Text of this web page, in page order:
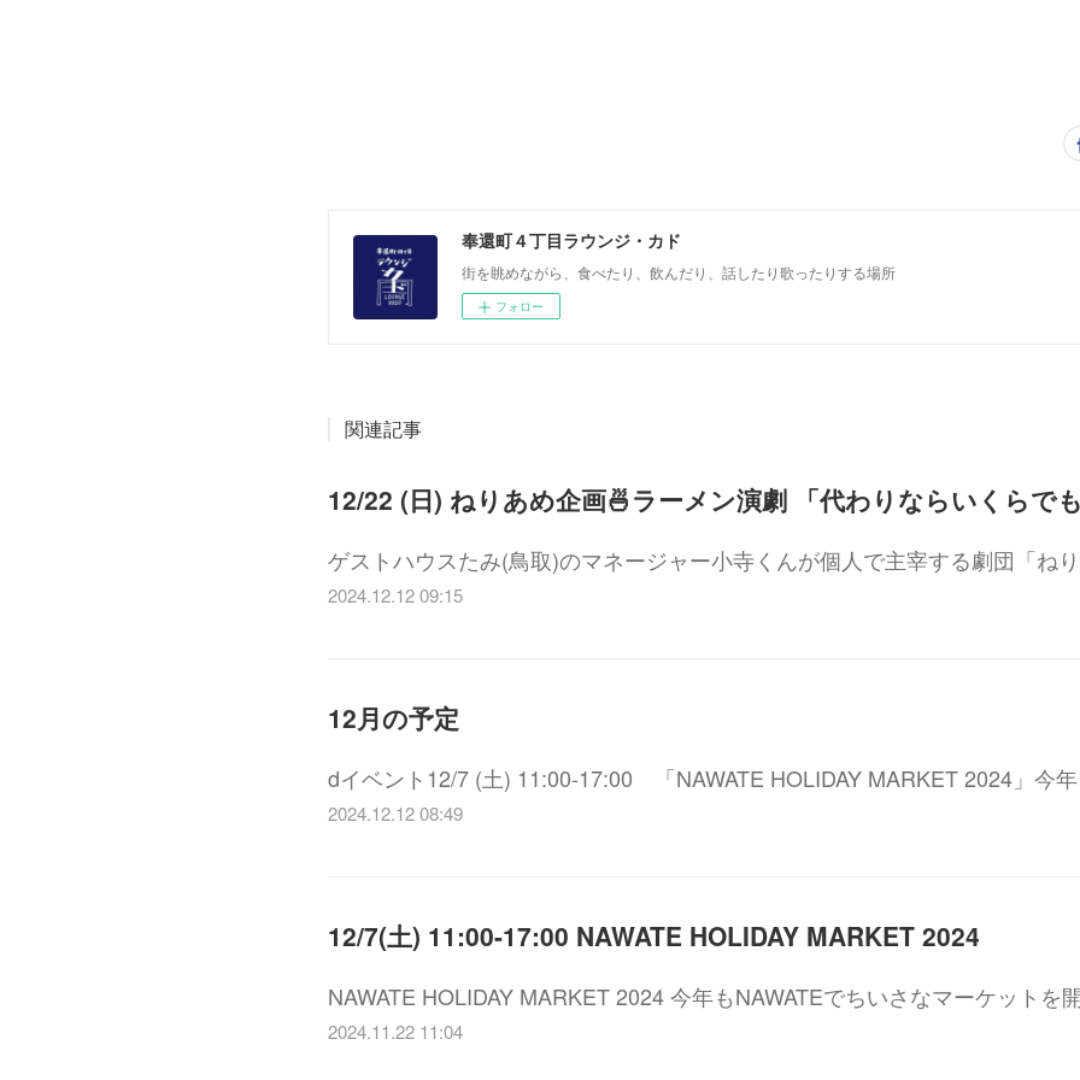
奉還町４丁目ラウンジ・カド
街を眺めながら、食べたり、飲んだり、話したり歌ったりする場所
フォロー
関連記事
12/22 (日) ねりあめ企画🍜ラーメン演劇 「代わりならいくらで
ゲストハウスたみ(鳥取)のマネージャー小寺くんが個人で主宰する劇団「ね
2024.12.12 09:15
12月の予定
dイベント12/7 (土) 11:00-17:00 「NAWATE HOLIDAY MARKET 2024」今
2024.12.12 08:49
12/7(土) 11:00-17:00 NAWATE HOLIDAY MARKET 2024
NAWATE HOLIDAY MARKET 2024 今年もNAWATEでちいさなマーケットを
2024.11.22 11:04